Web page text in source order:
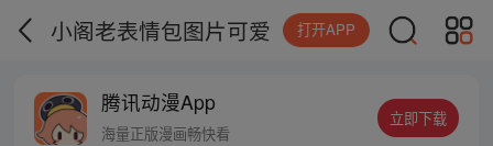
小阁老表情包图片可爱 打开APP
腾讯动漫App
海量正版漫画畅快看
立即下载